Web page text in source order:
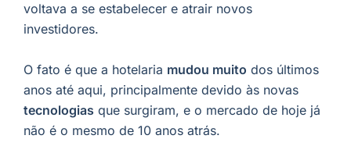
voltava a se estabelecer e atrair novos
investidores.
O fato é que a hotelaria mudou muito dos últimos
anos até aqui, principalmente devido às novas
tecnologias que surgiram, e o mercado de hoje já
não é o mesmo de 10 anos atrás.